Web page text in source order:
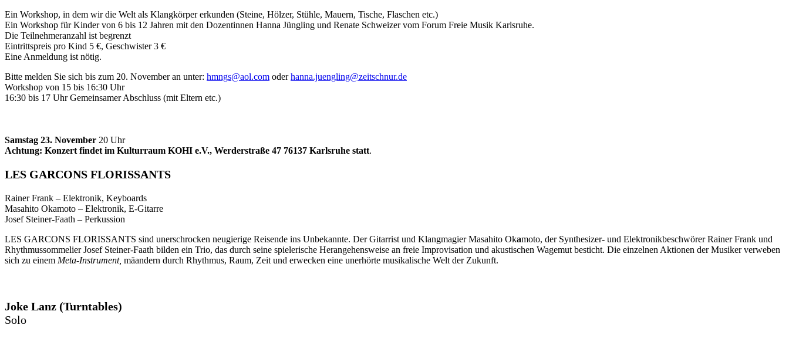
Ein Workshop, in dem wir die Welt als Klangkörper erkunden (Steine, Hölzer, Stühle, Mauern, Tische, Flaschen etc.)
Ein Workshop für Kinder von 6 bis 12 Jahren mit den Dozentinnen Hanna Jüngling und Renate Schweizer vom Forum Freie Musik Karlsruhe.
Die Teilnehmeranzahl ist begrenzt
Eintrittspreis pro Kind 5 €, Geschwister 3 €
Eine Anmeldung ist nötig.
Bitte melden Sie sich bis zum 20. November an unter: hmngs@aol.com oderhanna.juengling@zeitschnur.de
Workshop von 15 bis 16:30 Uhr
16:30 bis 17 Uhr Gemeinsamer Abschluss (mit Eltern etc.)
Samstag 23. November 20 Uhr
Achtung: Konzert findet im Kulturraum KOHI e.V., Werderstraße 47 76137 Karlsruhe statt.
LES GARCONS FLORISSANTS
Rainer Frank – Elektronik, Keyboards
Masahito Okamoto – Elektronik, E-Gitarre
Josef Steiner-Faath – Perkussion
LES GARCONS FLORISSANTS sind unerschrocken neugierige Reisende ins Unbekannte. Der Gitarrist und Klangmagier Masahito Okamoto, der Synthesizer- und Elektronikbeschwörer Rainer Frank und
Rhythmussommelier Josef Steiner-Faath bilden ein Trio, das durch seine spielerische Herangehensweise an freie Improvisation und akustischen Wagemut besticht. Die einzelnen Aktionen der Musiker verweben
sich zu einem Meta-Instrument, mäandern durch Rhythmus, Raum, Zeit und erwecken eine unerhörte musikalische Welt der Zukunft.
Joke Lanz (Turntables)
Solo